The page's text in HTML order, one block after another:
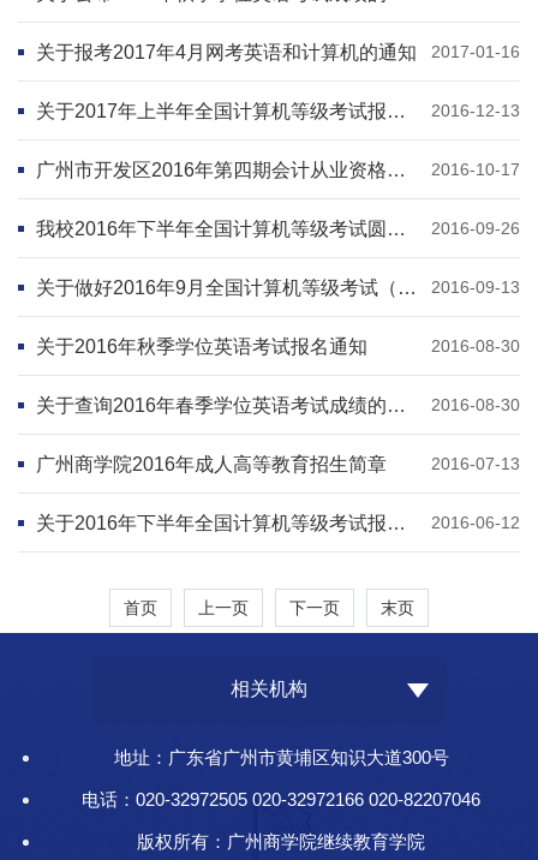
2017-01-16
关于报考2017年4月网考英语和计算机的通知
2016-12-13
关于2017年上半年全国计算机等级考试报名工作的通知
2016-10-17
广州市开发区2016年第四期会计从业资格证考试在我校圆满结束
2016-09-26
我校2016年下半年全国计算机等级考试圆满结束
2016-09-13
关于做好2016年9月全国计算机等级考试（NCRE）的通知
2016-08-30
关于2016年秋季学位英语考试报名通知
2016-08-30
关于查询2016年春季学位英语考试成绩的通知
2016-07-13
广州商学院2016年成人高等教育招生简章
2016-06-12
关于2016年下半年全国计算机等级考试报名工作的通知
首页 上一页 下一页 末页
相关机构
地址：广东省广州市黄埔区知识大道300号
电话：020-32972505 020-32972166 020-82207046
版权所有：广州商学院继续教育学院